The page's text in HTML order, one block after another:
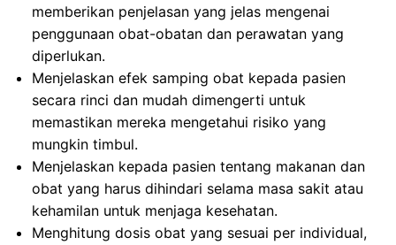
memberikan penjelasan yang jelas mengenai
penggunaan obat-obatan dan perawatan yang
diperlukan.
Menjelaskan efek samping obat kepada pasien
secara rinci dan mudah dimengerti untuk
memastikan mereka mengetahui risiko yang
mungkin timbul.
Menjelaskan kepada pasien tentang makanan dan
obat yang harus dihindari selama masa sakit atau
kehamilan untuk menjaga kesehatan.
Menghitung dosis obat yang sesuai per individual,